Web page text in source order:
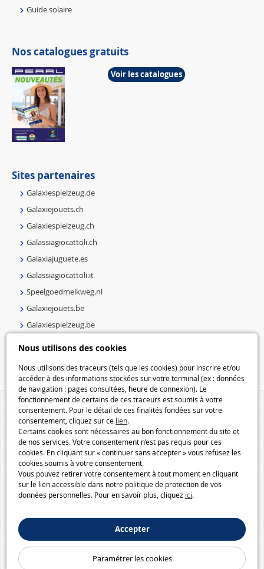
Nous utilisons des cookies
Nous utilisons des traceurs (tels que les cookies) pour inscrire et/ou
accéder à des informations stockées sur votre terminal (ex : données
de navigation : pages consultées, heure de connexion). Le
fonctionnement de certains de ces traceurs est soumis à votre
consentement. Pour le détail de ces finalités fondées sur votre
consentement, cliquez sur ce lien.
Certains cookies sont nécessaires au bon fonctionnement du site et
de nos services. Votre consentement n’est pas requis pour ces
cookies. En cliquant sur « continuer sans accepter » vous refusez les
cookies soumis à votre consentement.
Vous pouvez retirer votre consentement à tout moment en cliquant
sur le lien accessible dans notre politique de protection de vos
données personnelles. Pour en savoir plus, cliquez ici.
Accepter
Paramétrer les cookies
Guide solaire
Nos catalogues gratuits
Voir les catalogues
Sites partenaires
Galaxiespielzeug.de
Galaxiejouets.ch
Galaxiespielzeug.ch
Galassiagiocattoli.ch
Galaxiajuguete.es
Galassiagiocattoli.it
Speelgoedmelkweg.nl
Galaxiejouets.be
Galaxiespielzeug.be